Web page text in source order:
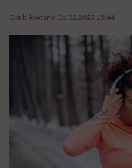
Opublikowano: 06.02.2022 15:44